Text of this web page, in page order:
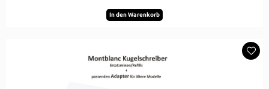
In den Warenkorb